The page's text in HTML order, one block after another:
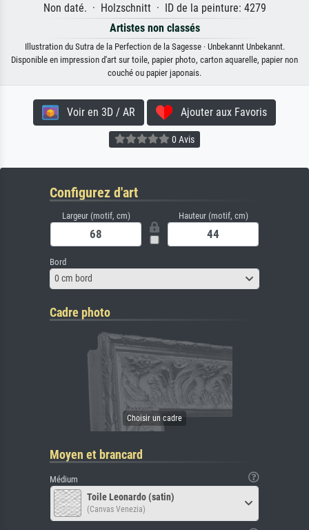
Non daté. · Holzschnitt · ID de la peinture: 4279
Artistes non classés
Illustration du Sutra de la Perfection de la Sagesse · Unbekannt Unbekannt.
Disponible en impression d'art sur toile, papier photo, carton aquarelle, papier non
couché ou papier japonais.
Voir en 3D / AR Ajouter aux Favoris
0 Avis
Configurez d'art
Largeur (motif, cm) Hauteur (motif, cm)
Bord
0 cm bord
Cadre photo
Moyen et brancard
Médium
Toile Leonardo (satin)
(Canvas Venezia)